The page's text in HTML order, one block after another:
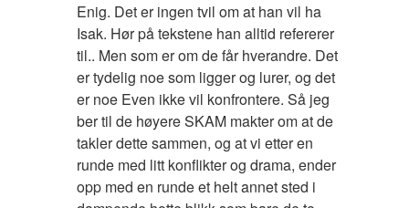
Enig. Det er ingen tvil om at han vil ha
Isak. Hør på tekstene han alltid refererer
til.. Men som er om de får hverandre. Det
er tydelig noe som ligger og lurer, og det
er noe Even ikke vil konfrontere. Så jeg
ber til de høyere SKAM makter om at de
takler dette sammen, og at vi etter en
runde med litt konflikter og drama, ender
opp med en runde et helt annet sted i